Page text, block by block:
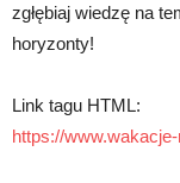
zgłębiaj wiedzę na
horyzonty!
Link tagu HTML:
https://